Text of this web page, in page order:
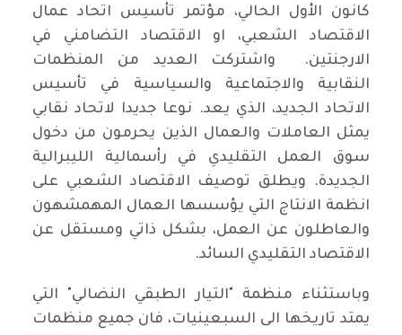
كانون الأول الحالي، مؤتمر تأسيس اتحاد عمال
الاقتصاد الشعبي، او الاقتصاد التضامني في
الارجنتين. واشتركت العديد من المنظمات
النقابية والاجتماعية والسياسية في تأسيس
الاتحاد الجديد، الذي يعد. نوعا جديدا لاتحاد نقابي
يمثل العاملات والعمال الذين يحرمون من دخول
سوق العمل التقليدي في رأسمالية الليبرالية
الجديدة. ويطلق توصيف الاقتصاد الشعبي على
انظمة الانتاج التي يؤسسها العمال المهمشهون
والعاطلون عن العمل، بشكل ذاتي ومستقل عن
الاقتصاد التقليدي السائد.
وباستثناء منظمة "التيار الطبقي النضالي" التي
يمتد تاريخها الى السبعينيات، فان جميع منظمات